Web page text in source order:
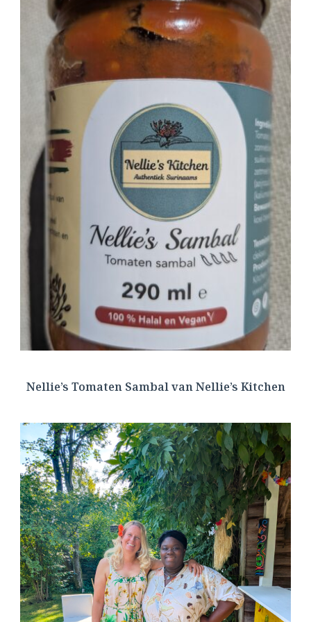
Nellie’s Tomaten Sambal van Nellie’s Kitchen